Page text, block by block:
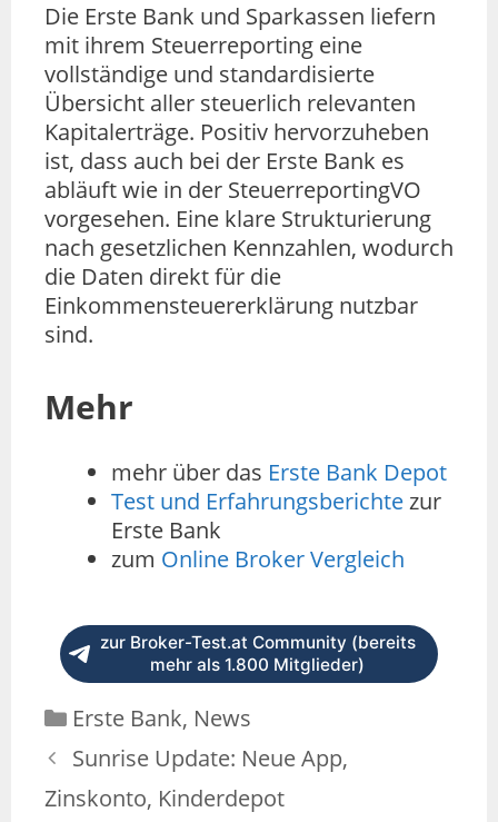
Die Erste Bank und Sparkassen liefern
mit ihrem Steuerreporting eine
vollständige und standardisierte
Übersicht aller steuerlich relevanten
Kapitalerträge. Positiv hervorzuheben
ist, dass auch bei der Erste Bank es
abläuft wie in der SteuerreportingVO
vorgesehen. Eine klare Strukturierung
nach gesetzlichen Kennzahlen, wodurch
die Daten direkt für die
Einkommensteuererklärung nutzbar
sind.
Mehr
mehr über das Erste Bank Depot
Test und Erfahrungsberichtezur
Erste Bank
zum Online Broker Vergleich
zur Broker-Test.at Community (bereits
mehr als 1.800 Mitglieder)
Erste Bank, News
Sunrise Update: Neue App,
Zinskonto, Kinderdepot